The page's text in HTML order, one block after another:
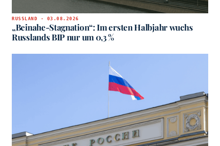
RUSSLAND · 03.08.2026
„Beinahe-Stagnation“: Im ersten Halbjahr wuchs
Russlands BIP nur um 0,3 %